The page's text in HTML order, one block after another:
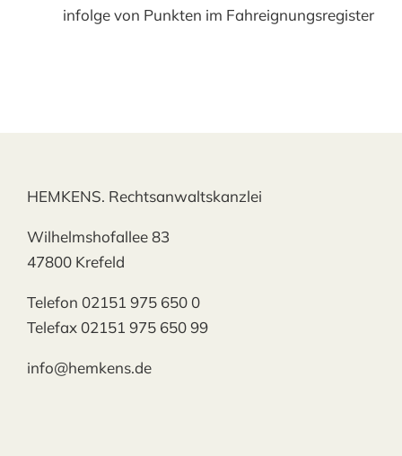
infolge von Punkten im Fahreignungsregister
HEMKENS. Rechtsanwaltskanzlei
Wilhelmshofallee 83
47800 Krefeld
Telefon 02151 975 650 0
Telefax 02151 975 650 99
info@hemkens.de